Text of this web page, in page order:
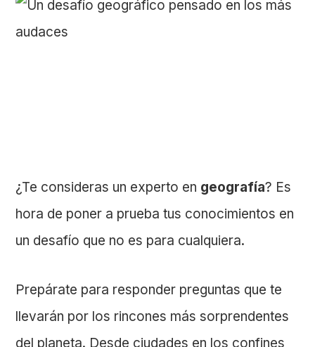
¿Te consideras un experto en geografía? Es
hora de poner a prueba tus conocimientos en
un desafío que no es para cualquiera.
Prepárate para responder preguntas que te
llevarán por los rincones más sorprendentes
del planeta. Desde ciudades en los confines